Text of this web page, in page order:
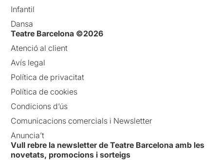
Infantil
Dansa
Teatre Barcelona ©2026
Atenció al client
Avís legal
Política de privacitat
Política de cookies
Condicions d’ús
Comunicacions comercials i Newsletter
Anuncia’t
Vull rebre la newsletter de Teatre Barcelona amb les
novetats, promocions i sorteigs